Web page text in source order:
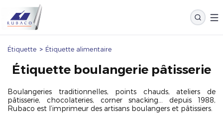
Étiquette > Étiquette alimentaire
Étiquette boulangerie pâtisserie
Boulangeries traditionnelles, points chauds, ateliers de
pâtisserie, chocolateries, corner snacking… depuis 1988,
Rubaco est l’imprimeur des artisans boulangers et pâtissiers.